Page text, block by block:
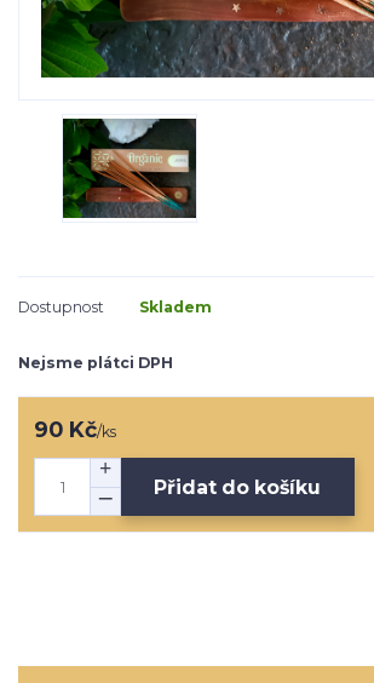
Dostupnost Skladem
Nejsme plátci DPH
90 Kč/ks
Přidat do košíku